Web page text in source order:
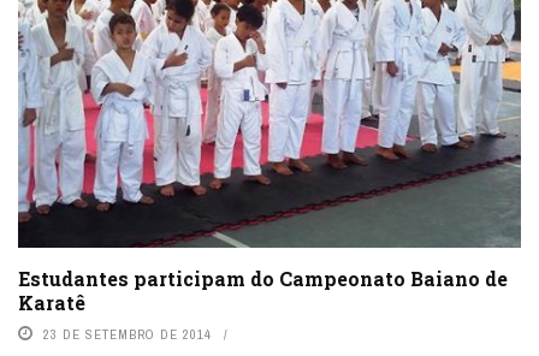
Estudantes participam do Campeonato Baiano de
Karatê
23 DE SETEMBRO DE 2014